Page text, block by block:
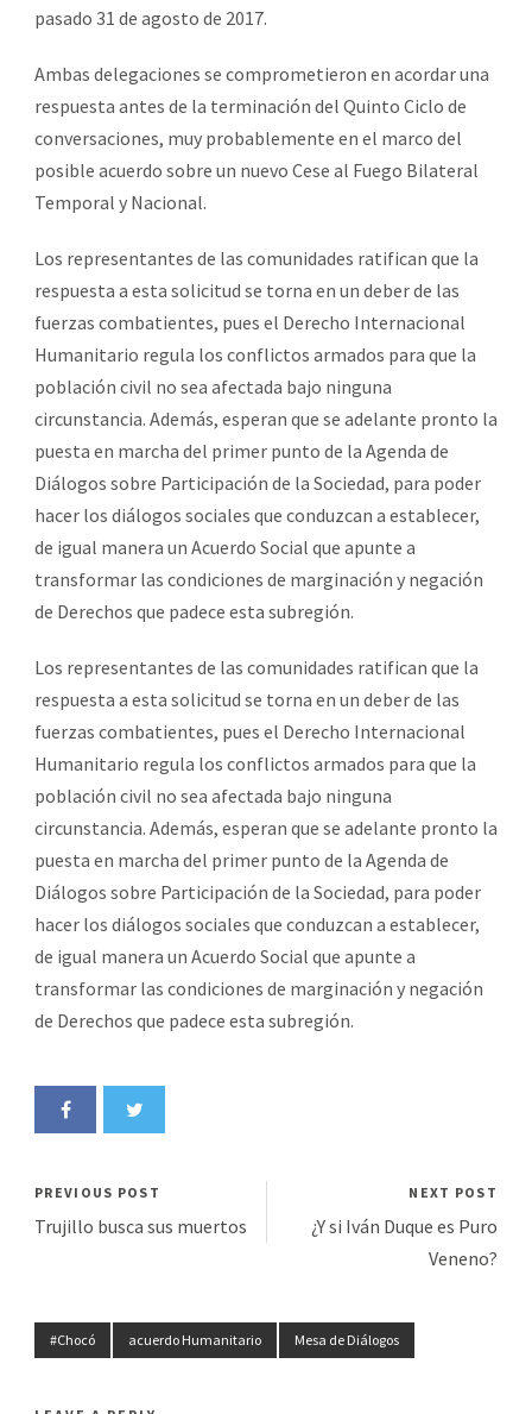
pasado 31 de agosto de 2017.
Ambas delegaciones se comprometieron en acordar una
respuesta antes de la terminación del Quinto Ciclo de
conversaciones, muy probablemente en el marco del
posible acuerdo sobre un nuevo Cese al Fuego Bilateral
Temporal y Nacional.
Los representantes de las comunidades ratifican que la
respuesta a esta solicitud se torna en un deber de las
fuerzas combatientes, pues el Derecho Internacional
Humanitario regula los conflictos armados para que la
población civil no sea afectada bajo ninguna
circunstancia. Además, esperan que se adelante pronto la
puesta en marcha del primer punto de la Agenda de
Diálogos sobre Participación de la Sociedad, para poder
hacer los diálogos sociales que conduzcan a establecer,
de igual manera un Acuerdo Social que apunte a
transformar las condiciones de marginación y negación
de Derechos que padece esta subregión.
Los representantes de las comunidades ratifican que la
respuesta a esta solicitud se torna en un deber de las
fuerzas combatientes, pues el Derecho Internacional
Humanitario regula los conflictos armados para que la
población civil no sea afectada bajo ninguna
circunstancia. Además, esperan que se adelante pronto la
puesta en marcha del primer punto de la Agenda de
Diálogos sobre Participación de la Sociedad, para poder
hacer los diálogos sociales que conduzcan a establecer,
de igual manera un Acuerdo Social que apunte a
transformar las condiciones de marginación y negación
de Derechos que padece esta subregión.
PREVIOUS POST
Trujillo busca sus muertos
NEXT POST
¿Y si Iván Duque es Puro
Veneno?
#Chocó acuerdo Humanitario Mesa de Diálogos